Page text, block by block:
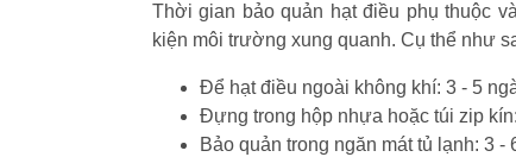
Thời gian bảo quản hạt điều phụ thuộc
kiện môi trường xung quanh. Cụ thể như
Để hạt điều ngoài không khí: 3 - 5
Đựng trong hộp nhựa hoặc túi zip
Bảo quản trong ngăn mát tủ lạnh: 3 -